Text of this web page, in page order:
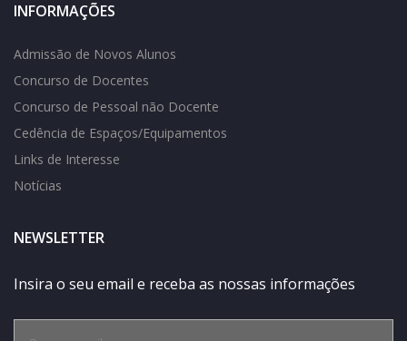
INFORMAÇÕES
Admissão de Novos Alunos
Concurso de Docentes
Concurso de Pessoal não Docente
Cedência de Espaços/Equipamentos
Links de Interesse
Notícias
NEWSLETTER
Insira o seu email e receba as nossas informações